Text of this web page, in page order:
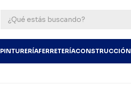
PINTURERÍAFERRETERÍACONSTRUCCIÓN